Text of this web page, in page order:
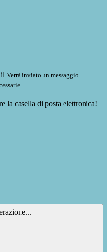
Verrà inviato un messaggio
la casella di posta elettronica!